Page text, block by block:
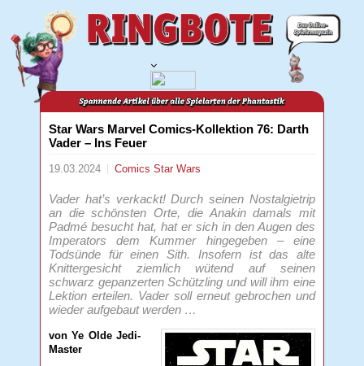
Star Wars Marvel Comics-Kollektion 76: Darth
Vader – Ins Feuer
19.03.2024 ComicsStar Wars
Vader hat’s verkackt! Durch seinen Nostalgietrip
an die schönsten Orte, die Anakin damals mit
Padmé besucht hat, hat er sich in den Augen des
Imperators dem Kummer hingegeben – eine
Todsünde für einen Sith. Insofern ist das alte
Knittergesicht ziemlich wütend auf seinen
schwarz gepanzerten Schützling und will ihm eine
Lektion erteilen. Vader soll erneut gebrochen und
wieder aufgebaut werden …
von Ye Olde Jedi-
Master